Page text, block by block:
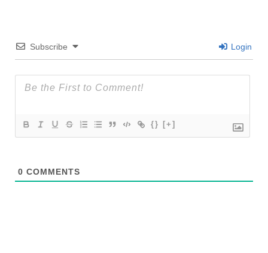
Subscribe Login
{} [+]
0 COMMENTS